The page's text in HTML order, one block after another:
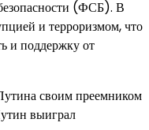
(ФСБ). В
и терроризмом, что
и поддержку от
своим преемником
выиграл